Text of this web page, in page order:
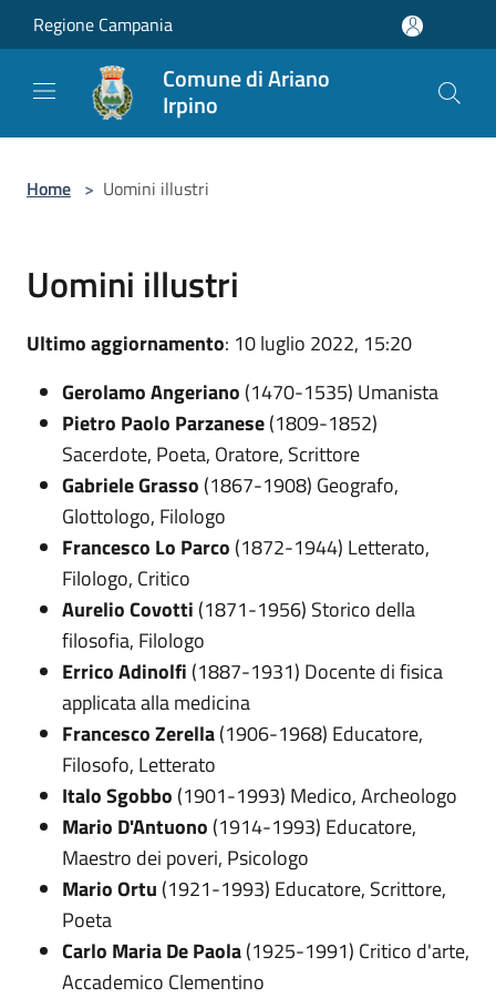
Salta al contenuto principale
Regione Campania
Comune di Ariano
Irpino
Home > Uomini illustri
Uomini illustri
Ultimo aggiornamento: 10 luglio 2022, 15:20
Gerolamo Angeriano (1470-1535) Umanista
Pietro Paolo Parzanese(1809-1852)
Sacerdote, Poeta, Oratore, Scrittore
Gabriele Grasso (1867-1908) Geografo,
Glottologo, Filologo
Francesco Lo Parco (1872-1944) Letterato,
Filologo, Critico
Aurelio Covotti (1871-1956) Storico della
filosofia, Filologo
Errico Adinolfi (1887-1931) Docente di fisica
applicata alla medicina
Francesco Zerella(1906-1968) Educatore,
Filosofo, Letterato
Italo Sgobbo (1901-1993) Medico, Archeologo
Mario D'Antuono (1914-1993) Educatore,
Maestro dei poveri, Psicologo
Mario Ortu (1921-1993) Educatore, Scrittore,
Poeta
Carlo Maria De Paola(1925-1991) Critico d'arte,
Accademico Clementino